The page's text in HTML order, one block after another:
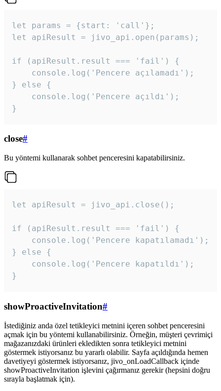
let params = {start: 'call'};
let apiResult = jivo_api.open(params);
if (apiResult.result === 'fail') {
    console.log('Pencere açılamadı');
} else {
    console.log('Pencere açıldı');
}
close#
Bu yöntemi kullanarak sohbet penceresini kapatabilirsiniz.
let apiResult = jivo_api.close();
if (apiResult.result === 'fail') {
    console.log('Pencere kapatılamadı');
} else {
    console.log('Pencere kapatıldı');
}
showProactiveInvitation#
İstediğiniz anda özel tetikleyici metnini içeren sohbet penceresini
açmak için bu yöntemi kullanabilirsiniz. Örneğin, müşteri çevrimiçi
mağazanızdaki ürünleri ekledikten sonra tetikleyici metnini
göstermek istiyorsanız bu yararlı olabilir. Sayfa açıldığında hemen
davetiyeyi göstermek istiyorsanız, jivo_onLoadCallback içinde
showProactiveInvitation işlevini çağırmanız gerekir (hepsini doğru
sırayla başlatmak için).